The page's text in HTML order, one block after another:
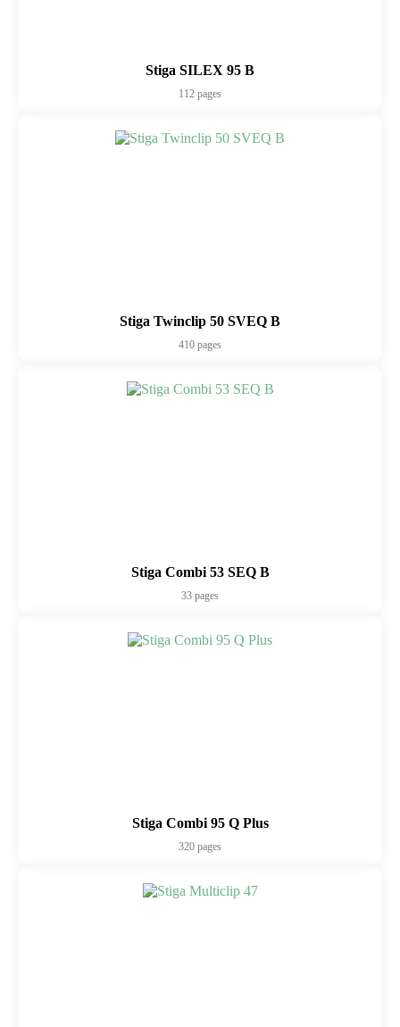
Stiga SILEX 95 B
112 pages
Stiga Twinclip 50 SVEQ B
410 pages
Stiga Combi 53 SEQ B
33 pages
Stiga Combi 95 Q Plus
320 pages